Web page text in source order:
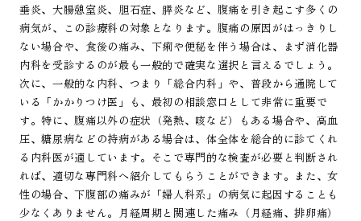
垂炎、大腸憩室炎、胆石症、膵炎など、腹痛を引き起こす多くの
病気が、この診療科の対象となります。腹痛の原因がはっきりし
ない場合や、食後の痛み、下痢や便秘を伴う場合は、まず消化器
内科を受診するのが最も一般的で確実な選択と言えるでしょう。
次に、一般的な内科、つまり「総合内科」や、普段から通院して
いる「かかりつけ医」も、最初の相談窓口として非常に重要で
す。特に、腹痛以外の症状（発熱、咳など）もある場合や、高血
圧、糖尿病などの持病がある場合は、体全体を総合的に診てくれ
る内科医が適しています。そこで専門的な検査が必要と判断され
れば、適切な専門科へ紹介してもらうことができます。また、女
性の場合、下腹部の痛みが「婦人科系」の病気に起因することも
少なくありません。月経周期と関連した痛み（月経痛、排卵痛）